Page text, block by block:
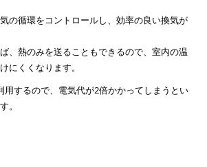
の循環をコントロールし、効率の良い換気が
、熱のみを送ることもできるので、室内の温
にくくなります。
用するので、電気代が2倍かかってしまうとい
。